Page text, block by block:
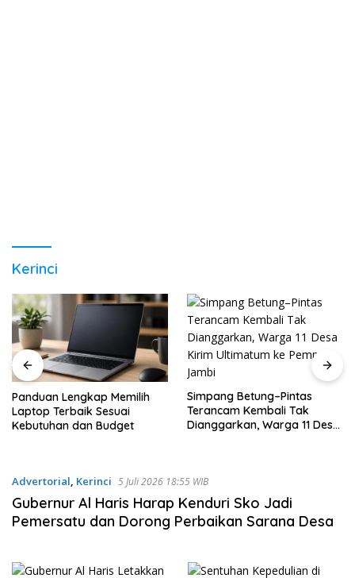
Kerinci
Panduan Lengkap Memilih
Laptop Terbaik Sesuai
Kebutuhan dan Budget
Simpang Betung–Pintas
Terancam Kembali Tak
Dianggarkan, Warga 11 Desa
Advertorial, Kerinci 5 Juli 2026 18:55 WIB
Gubernur Al Haris Harap Kenduri Sko Jadi
Pemersatu dan Dorong Perbaikan Sarana Desa